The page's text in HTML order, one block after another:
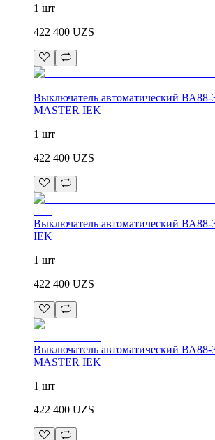
1 шт
422 400 UZS
Выключатель автоматический
MASTER IEK
1 шт
422 400 UZS
Выключатель автоматический
IEK
1 шт
422 400 UZS
Выключатель автоматический
MASTER IEK
1 шт
422 400 UZS